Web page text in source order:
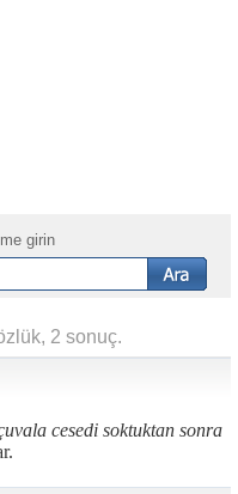
girin
2 sonuç.
cesedi soktuktan sonra